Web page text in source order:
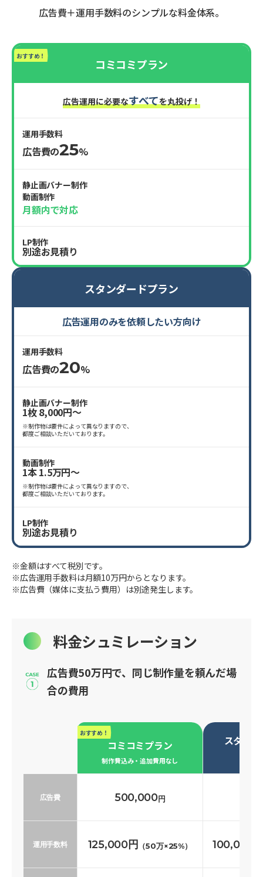
広告費＋運用手数料のシンプルな料金体系。
おすすめ！
コミコミプラン
広告運用に必要なすべてを丸投げ！
運用手数料
広告費の25%
静止画バナー制作
動画制作
月額内で対応
LP制作
別途お見積り
スタンダードプラン
広告運用のみを依頼したい方向け
運用手数料
広告費の20%
静止画バナー制作
1枚 8,000円〜
※制作物は要件によって異なりますので、
都度ご相談いただいております。
動画制作
1本 1.5万円〜
※制作物は要件によって異なりますので、
都度ご相談いただいております。
LP制作
別途お見積り
※金額はすべて税別です。
※広告運用手数料は月額10万円からとなります。
※広告費（媒体に支払う費用）は別途発生します。
料金シュミレーション
広告費50万円で、同じ制作量を頼んだ場
合の費用
おすすめ！
コミコミプラン
制作費込み・追加費用なし
スタン
広告費 500,000円
運用手数料 125,000円 （50万×25%） 100,000